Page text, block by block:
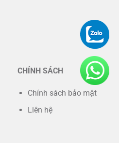
CHÍNH SÁCH
Chính sách bảo mật
Liên hệ